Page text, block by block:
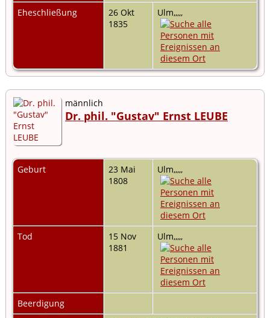
Eheschließung
26 Okt
1835
Ulm,,,,,
männlich
Dr. phil. "Gustav" Ernst LEUBE
Geburt
23 Mai
1808
Ulm,,,,,
Tod
15 Nov
1881
Ulm,,,,,
Beerdigung